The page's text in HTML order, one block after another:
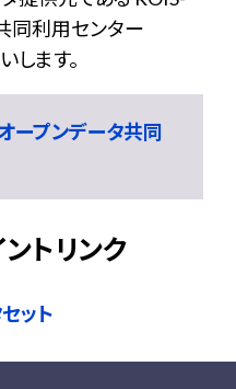
同利用センター
します。
ープンデータ共同
トリンク
ット